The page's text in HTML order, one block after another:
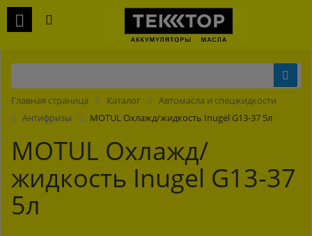
Главная страница Каталог
Автомасла и спецжидкости
Антифризы
MOTUL Охлажд/жидкость Inugel G13-37 5л
MOTUL Охлажд/
жидкость Inugel G13-37
5л